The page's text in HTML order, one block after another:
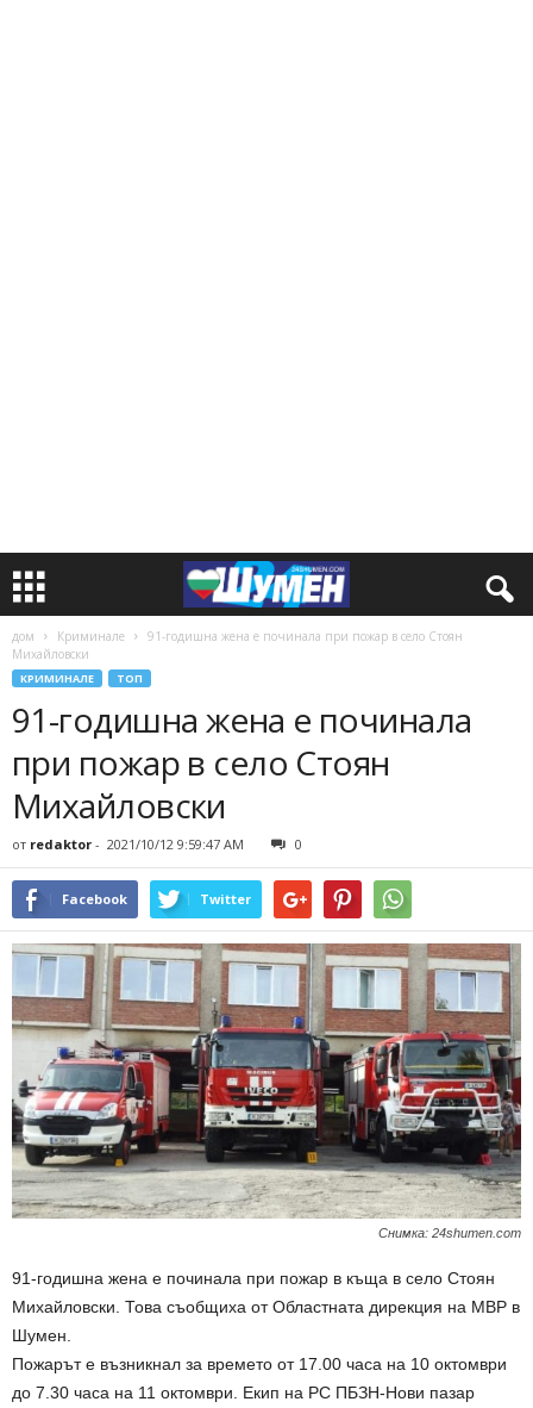
дом Криминале
91-годишна жена е починала при пожар в село Стоян
Михайловски
КРИМИНАЛЕ ТОП
91-годишна жена е починала
при пожар в село Стоян
Михайловски
от redaktor - 2021/10/12 9:59:47 AM 0
Facebook Twitter
Снимка: 24shumen.com
91-годишна жена е починала при пожар в къща в село Стоян
Михайловски. Това съобщиха от Областната дирекция на МВР в
Шумен.
Пожарът е възникнал за времето от 17.00 часа на 10 октомври
до 7.30 часа на 11 октомври. Екип на РС ПБЗН-Нови пазар